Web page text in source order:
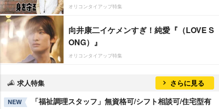
オリコンタイアップ特集
向井康二イケメンすぎ！純愛『（LOVE S
ONG）』
オリコンタイアップ特集
求人特集 さらに見る
NEW
「福祉調理スタッフ」無資格可/シフト相談可/住宅型有